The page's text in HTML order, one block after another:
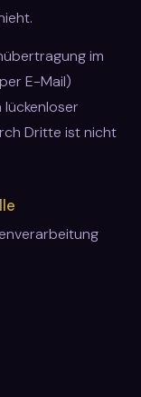
im
E-Mail)
lückenloser
Dritte ist nicht